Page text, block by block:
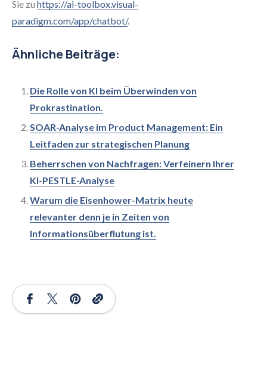
Sie zu https://ai-toolbox.visual-
paradigm.com/app/chatbot/.
Ähnliche Beiträge:
Die Rolle von KI beim Überwinden von
Prokrastination.
SOAR-Analyse im Product Management: Ein
Leitfaden zur strategischen Planung
Beherrschen von Nachfragen: Verfeinern Ihrer
KI-PESTLE-Analyse
Warum die Eisenhower-Matrix heute
relevanter denn je in Zeiten von
Informationsüberflutung ist.